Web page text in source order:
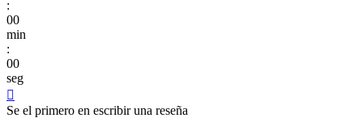
:
00
min
:
00
seg

Se el primero en escribir una reseña